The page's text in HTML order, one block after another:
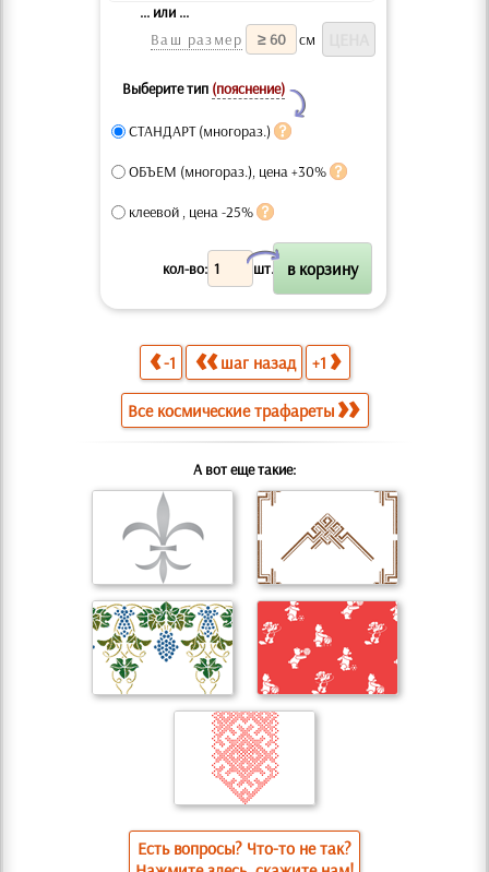
... или ...
Ваш размер
см
Выберите тип (пояснение)
Y
СТАНДАРТ (многораз.)
ОБЪЕМ (многораз.), цена +30%
клеевой , цена -25%
кол-во: шт.
X
-1 шаг назад +1
Все космические трафареты
А вот еще такие:
Есть вопросы? Что-то не так?